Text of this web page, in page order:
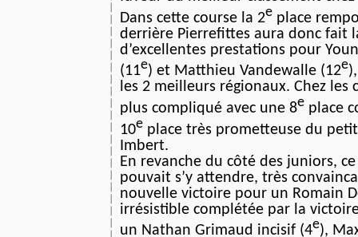
Dans cette course la 2e place
derrière Pierrefittes aura donc fait
d’excellentes prestations pour
(11e) et Matthieu Vandewalle (12e
les 2 meilleurs régionaux. Chez les
plus compliqué avec une 8e place
10e place très prometteuse du
Imbert.
En revanche du côté des juniors,
pouvait s’y attendre, très
nouvelle victoire pour un Romain
irrésistible complétée par la
un Nathan Grimaud incisif (4e),